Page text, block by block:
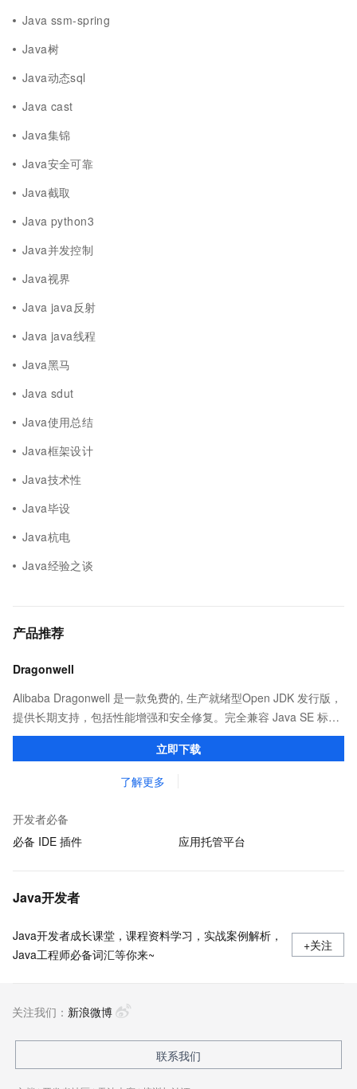
Java ssm-spring
Java树
Java动态sql
Java cast
Java集锦
Java安全可靠
Java截取
Java python3
Java并发控制
Java视界
Java java反射
Java java线程
Java黑马
Java sdut
Java使用总结
Java框架设计
Java技术性
Java毕设
Java杭电
Java经验之谈
产品推荐
Dragonwell
Alibaba Dragonwell 是一款免费的, 生产就绪型Open JDK 发行版，
提供长期支持，包括性能增强和安全修复。完全兼容 Java SE 标
准，您可以在任何常用操作系统（包括 Linux、Windows 和
macOS）上开发 Java 应用程序。立即下载
了解更多
开发者必备
必备 IDE 插件
应用托管平台
Java开发者
Java开发者成长课堂，课程资料学习，实战案例解析，
Java工程师必备词汇等你来~
+关注
关注我们： 新浪微博
联系我们